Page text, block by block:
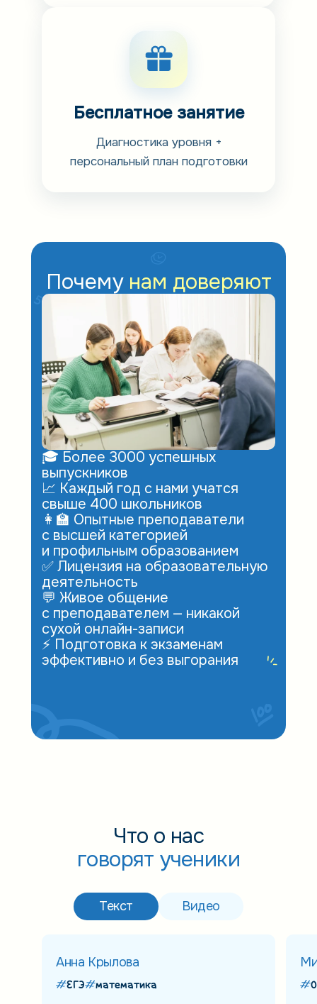
Бесплатное занятие
Диагностика уровня +
персональный план подготовки
Почему нам доверяют
🎓 Более 3000 успешных
выпускников
📈 Каждый год с нами учатся
свыше 400 школьников
👩‍🏫 Опытные преподаватели
с высшей категорией
и профильным образованием
✅ Лицензия на образовательную
деятельность
💬 Живое общение
с преподавателем — никакой
сухой онлайн-записи
⚡ Подготовка к экзаменам
эффективно и без выгорания
Что о нас
говорят ученики
Текст Видео
Анна Крылова
ЕГЭ математика